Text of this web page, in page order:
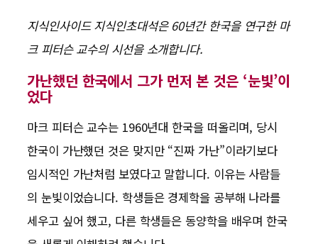
지식인사이드 지식인초대석은 60년간 한국을 연구한 마
크 피터슨 교수의 시선을 소개합니다.
가난했던 한국에서 그가 먼저 본 것은 ‘눈빛’이
었다
마크 피터슨 교수는 1960년대 한국을 떠올리며, 당시
한국이 가난했던 것은 맞지만 “진짜 가난”이라기보다
임시적인 가난처럼 보였다고 말합니다. 이유는 사람들
의 눈빛이었습니다. 학생들은 경제학을 공부해 나라를
세우고 싶어 했고, 다른 학생들은 동양학을 배우며 한국